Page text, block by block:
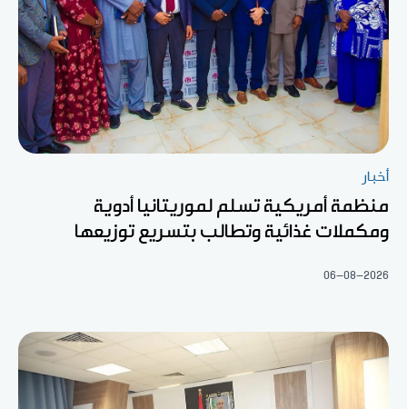
أخبار
منظمة أمريكية تسلم لموريتانيا أدوية
ومكملات غذائية وتطالب بتسريع توزيعها
06-08-2026